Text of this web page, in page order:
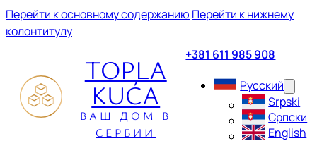
Перейти к основному содержанию Перейти к нижнему
колонтитулу
TOPLA
KUĆA
ВАШ ДОМ В
СЕРБИИ
+381 611 985 908
Русский
Srpski
Српски
English